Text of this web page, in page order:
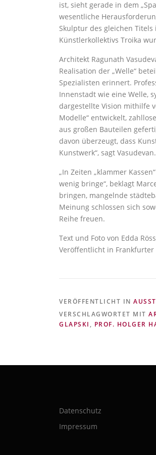
ist, sieht gerade in dem
wesentliche
Skulptur des gleichen
Künstlerkollektivs Troika
Architekt Ragunath
Realisation der „Welle“
Spezialisten erinnert.
Innenstadt wie eine Welle,
dargestellte Vision mithilfe
Modelle“ entwickelt,
aus großen Bauteilen
davon überzeugt, dass
Kunstwerk“, sagt Vasudevan.
„In Zeiten „klammer
wenig bringe“, beklagt
bringen, mangelnde
Meinung schlossen sich
Reihe freuen.
Text und Foto von Edda
Veröffentlicht in Frankfurter
VERÖFFENTLICHT IN
VERSCHLAGWORTET MIT
GLAPSKI , PROF. HOLGER
Datenschutz
Impressum